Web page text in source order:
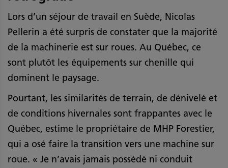
Lors d’un séjour de travail en Suède, Nicolas
Pellerin a été surpris de constater que la majorité
de la machinerie est sur roues. Au Québec, ce
sont plutôt les équipements sur chenille qui
dominent le paysage.
Pourtant, les similarités de terrain, de dénivelé et
de conditions hivernales sont frappantes avec le
Québec, estime le propriétaire de MHP Forestier,
qui a osé faire la transition vers une machine sur
roue. « Je n’avais jamais possédé ni conduit